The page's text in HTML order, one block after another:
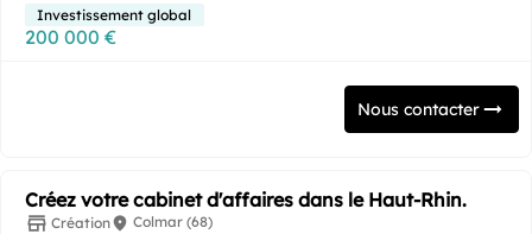
Investissement global
200 000 €
Nous contacter
Créez votre cabinet d'affaires dans le Haut-Rhin.
Création Colmar (68)